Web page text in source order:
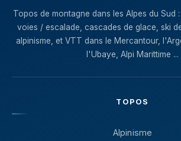
Topos de montagne dans les Alpes du Sud
voies / escalade, cascades de glace, ski
alpinisme, et VTT dans le Mercantour,
l'Ubaye, Alpi Marittime ...
TOPOS
Alpinisme